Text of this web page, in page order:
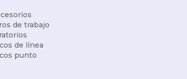
de trabajo
de línea
punto